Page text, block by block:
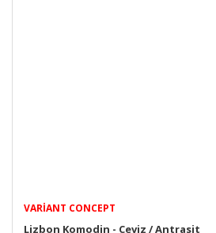
VARIANT CONCEPT
Lizbon Komodin - Ceviz / Antrasit